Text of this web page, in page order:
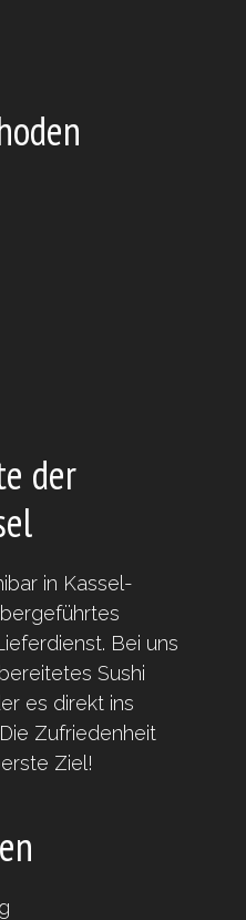
der
in Kassel-
Bei uns
Sushi
es direkt ins
Zufriedenheit
Ziel!